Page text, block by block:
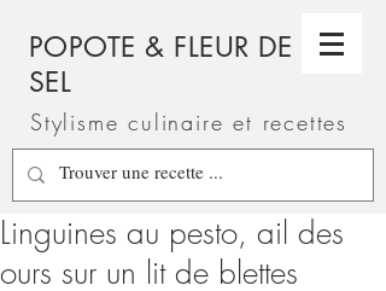
POPOTE & FLEUR DE
SEL
Stylisme culinaire et recettes
Linguines au pesto, ail des
ours sur un lit de blettes